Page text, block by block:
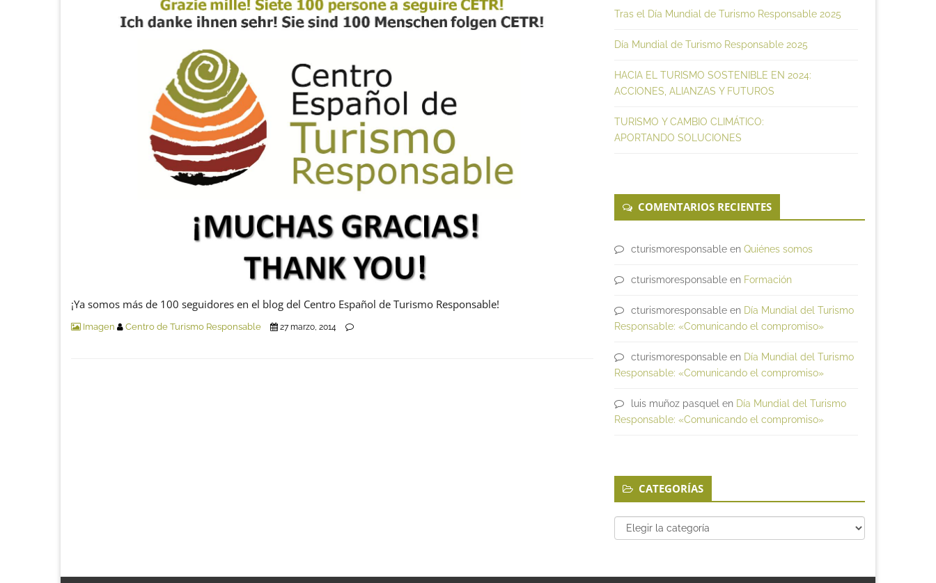
¡Ya somos más de 100 seguidores en el blog del Centro Español de Turismo Responsable!
Imagen Centro de Turismo Responsable 27 marzo, 2014
Tras el Día Mundial de Turismo Responsable 2025
Día Mundial de Turismo Responsable 2025
HACIA EL TURISMO SOSTENIBLE EN 2024:
ACCIONES, ALIANZAS Y FUTUROS
TURISMO Y CAMBIO CLIMÁTICO:
APORTANDO SOLUCIONES
COMENTARIOS RECIENTES
cturismoresponsable en Quiénes somos
cturismoresponsable en Formación
cturismoresponsable en Día Mundial del Turismo
Responsable: «Comunicando el compromiso»
cturismoresponsable en Día Mundial del Turismo
Responsable: «Comunicando el compromiso»
luis muñoz pasquel en Día Mundial del Turismo
Responsable: «Comunicando el compromiso»
CATEGORÍAS
Categorías